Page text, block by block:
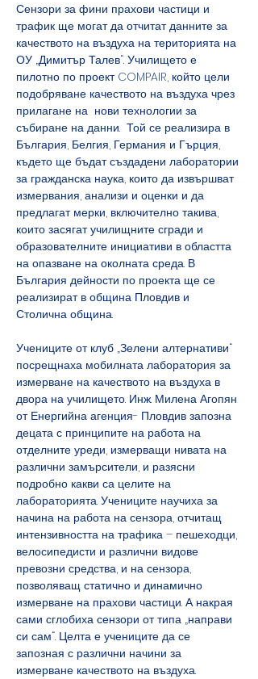
Сензори за фини прахови частици и
трафик ще могат да отчитат данните за
качеството на въздуха на територията на
ОУ „Димитър Талев“. Училището е
пилотно по проект COMPAIR, който цели
подобряване качеството на въздуха чрез
прилагане на  нови технологии за
събиране на данни.  Той се реализира в
България, Белгия, Германия и Гърция,
където ще бъдат създадени лаборатории
за гражданска наука, които да извършват
измервания, анализи и оценки и да
предлагат мерки, включително такива,
които засягат училищните сгради и
образователните инициативи в областта
на опазване на околната среда. В
България дейности по проекта ще се
реализират в община Пловдив и
Столична община.
Учениците от клуб „Зелени алтернативи“
посрещнаха мобилната лаборатория за
измерване на качеството на въздуха в
двора на училището. Инж. Милена Агопян
от Енергийна агенция- Пловдив запозна
децата с принципите на работа на
отделните уреди, измерващи нивата на
различни замърсители, и разясни
подробно какви са целите на
лабораторията. Учениците научиха за
начина на работа на сензора, отчитащ
интензивността на трафика – пешеходци,
велосипедисти и различни видове
превозни средства, и на сензора,
позволяващ статично и динамично
измерване на прахови частици. А накрая
сами сглобиха сензори от типа „направи
си сам“. Целта е учениците да се
запозная с различни начини за
измерване качеството на въздуха.